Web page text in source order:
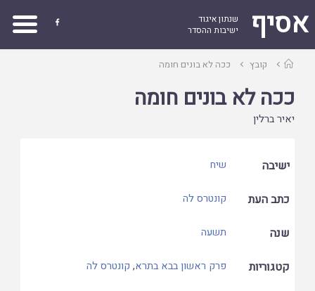
אסיף
שנתון איגוד
ישיבות ההסדר

עמודקובץ ככה לא בונים חומה
ככה לא בונים חומה
יאיר ברלין
ישיבה שיח
כתב העת קונטרס לה
שנה תשעה
קטגוריות פרק ראשון בבא בתרא, קונטרס לה